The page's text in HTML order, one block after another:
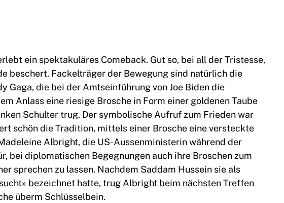
ein spektakuläres Comeback. Gut so, bei all der Tristesse,
beschert. Fackelträger der Bewegung sind natürlich die
Gaga, die bei der Amtseinführung von Joe Biden die
Anlass eine riesige Brosche in Form einer goldenen Taube
Schulter trug. Der symbolische Aufruf zum Frieden war
schön die Tradition, mittels einer Brosche eine versteckte
Albright, die US-Aussenministerin während der
bei diplomatischen Begegnungen auch ihre Broschen zum
sprechen zu lassen. Nachdem Saddam Hussein sie als
bezeichnet hatte, trug Albright beim nächsten Treffen
überm Schlüsselbein.